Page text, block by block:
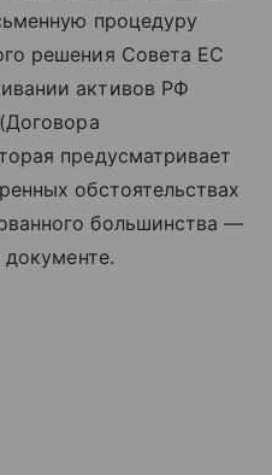
процедуру
решения Совета ЕС
активов РФ
предусматривает
обстоятельствах
большинства —